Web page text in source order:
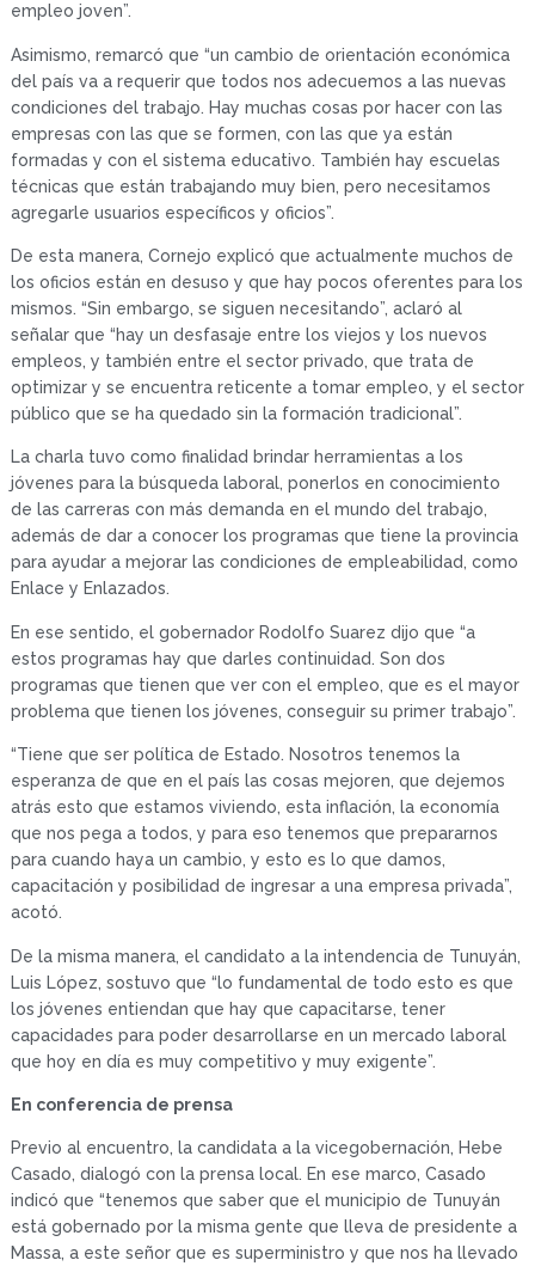
empleo joven”.
Asimismo, remarcó que “un cambio de orientación económica
del país va a requerir que todos nos adecuemos a las nuevas
condiciones del trabajo. Hay muchas cosas por hacer con las
empresas con las que se formen, con las que ya están
formadas y con el sistema educativo. También hay escuelas
técnicas que están trabajando muy bien, pero necesitamos
agregarle usuarios específicos y oficios”.
De esta manera, Cornejo explicó que actualmente muchos de
los oficios están en desuso y que hay pocos oferentes para los
mismos. “Sin embargo, se siguen necesitando”, aclaró al
señalar que “hay un desfasaje entre los viejos y los nuevos
empleos, y también entre el sector privado, que trata de
optimizar y se encuentra reticente a tomar empleo, y el sector
público que se ha quedado sin la formación tradicional”.
La charla tuvo como finalidad brindar herramientas a los
jóvenes para la búsqueda laboral, ponerlos en conocimiento
de las carreras con más demanda en el mundo del trabajo,
además de dar a conocer los programas que tiene la provincia
para ayudar a mejorar las condiciones de empleabilidad, como
Enlace y Enlazados.
En ese sentido, el gobernador Rodolfo Suarez dijo que “a
estos programas hay que darles continuidad. Son dos
programas que tienen que ver con el empleo, que es el mayor
problema que tienen los jóvenes, conseguir su primer trabajo”.
“Tiene que ser política de Estado. Nosotros tenemos la
esperanza de que en el país las cosas mejoren, que dejemos
atrás esto que estamos viviendo, esta inflación, la economía
que nos pega a todos, y para eso tenemos que prepararnos
para cuando haya un cambio, y esto es lo que damos,
capacitación y posibilidad de ingresar a una empresa privada”,
acotó.
De la misma manera, el candidato a la intendencia de Tunuyán,
Luis López, sostuvo que “lo fundamental de todo esto es que
los jóvenes entiendan que hay que capacitarse, tener
capacidades para poder desarrollarse en un mercado laboral
que hoy en día es muy competitivo y muy exigente”.
En conferencia de prensa
Previo al encuentro, la candidata a la vicegobernación, Hebe
Casado, dialogó con la prensa local. En ese marco, Casado
indicó que “tenemos que saber que el municipio de Tunuyán
está gobernado por la misma gente que lleva de presidente a
Massa, a este señor que es superministro y que nos ha llevado